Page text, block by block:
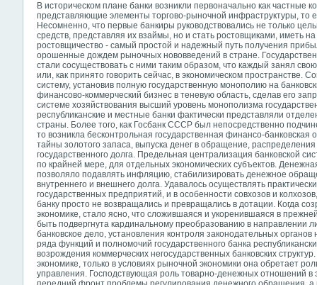
В историческом плане банки возникли первоначально как частные
представляющие элементы торгово-рыночной инфраструктуры, то
Несомненно, что первые банкиры руководствовались не только
средств, представляя их взаймы, но и стать ростовщиками, иметь на
ростовщичество - самый простой и надежный путь получения
орошенные дождем рыночных нововведений в стране.
стали сосуществовать с ними таким образом, что каждый занял
или, как принято говорить сейчас, в экономическом пространстве.
систему, установив полную государственную монополию на
финансово-коммерческий бизнес в теневую область, сделав его
системе хозяйствования высший уровень монополизма
республиканские и местные банки фактически представляли
страны. Более того, как Госбанк СССР был непосредственно
то возникла бесконтрольная государственная финансо-
тайны золотого запаса, выпуска денег в обращение,
государственного долга. Предельная централизация банковской
по крайней мере, для отдельных экономических субъектов.
позволяло подавлять инфляцию, стабилизировать денежное
внутреннего и внешнего долга. Удавалось осуществлять
государственных предприятий, и в особенности совхозов и
банку просто не возвращались и превращались в дотации. Когда
экономике, стало ясно, что сложившаяся и укоренившаяся в
быть подвергнута кардинальному преобразованию в направлении
банковское дело, установления контроля законодательных
ряда функций и полномочий государственного банка
возрождения коммерческих негосударственных банковских
экономике, только в условиях рыночной экономики она обретает
управления. Господствующая роль товарно-денежных отношений в